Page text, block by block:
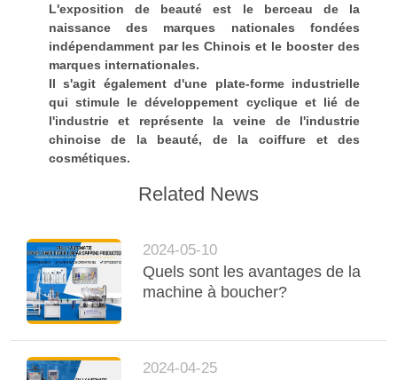
L'exposition de beauté est le berceau de la
naissance des marques nationales fondées
indépendamment par les Chinois et le booster des
marques internationales.
Il s'agit également d'une plate-forme industrielle
qui stimule le développement cyclique et lié de
l'industrie et représente la veine de l'industrie
chinoise de la beauté, de la coiffure et des
cosmétiques.
Related News
2024-05-10
Quels sont les avantages de la
machine à boucher?
2024-04-25